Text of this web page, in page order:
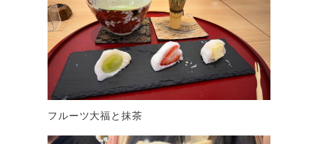
フルーツ大福と抹茶